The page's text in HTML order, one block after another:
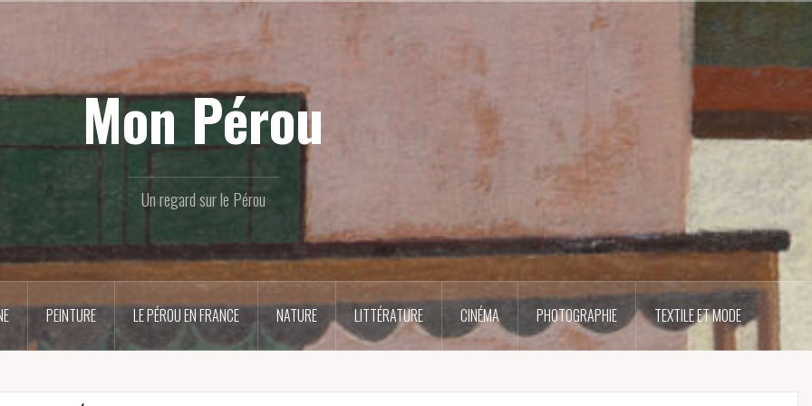
Mon Pérou
Un regard sur le Pérou
PEINTURE LE PÉROU EN FRANCE NATURE LITTÉRATURE CINÉMA PHOTOGRAPHIE TEXTILE ET MODE